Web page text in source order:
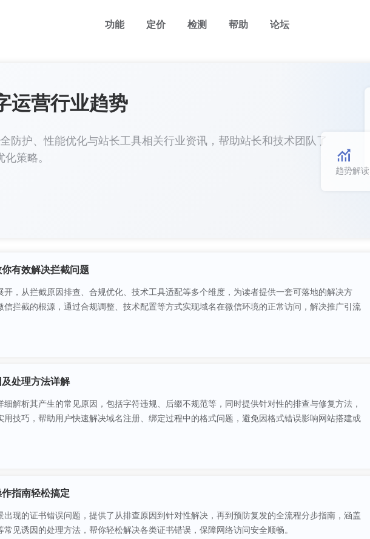
功能 定价 检测 帮助 论坛
运营行业趋势
防护、性能优化与站长工具相关行业资讯，帮助站长和技术团队了
策略。
趋势解读
有效解决拦截问题
，从拦截原因排查、合规优化、技术工具适配等多个维度，为读者提供一套可落地的解决方
拦截的根源，通过合规调整、技术配置等方式实现域名在微信环境的正常访问，解决推广引流
处理方法详解
解析其产生的常见原因，包括字符违规、后缀不规范等，同时提供针对性的排查与修复方法，
技巧，帮助用户快速解决域名注册、绑定过程中的格式问题，避免因格式错误影响网站搭建或
指南轻松搞定
现的证书错误问题，提供了从排查原因到针对性解决，再到预防复发的全流程分步指南，涵盖
见诱因的处理方法，帮你轻松解决各类证书错误，保障网络访问安全顺畅。